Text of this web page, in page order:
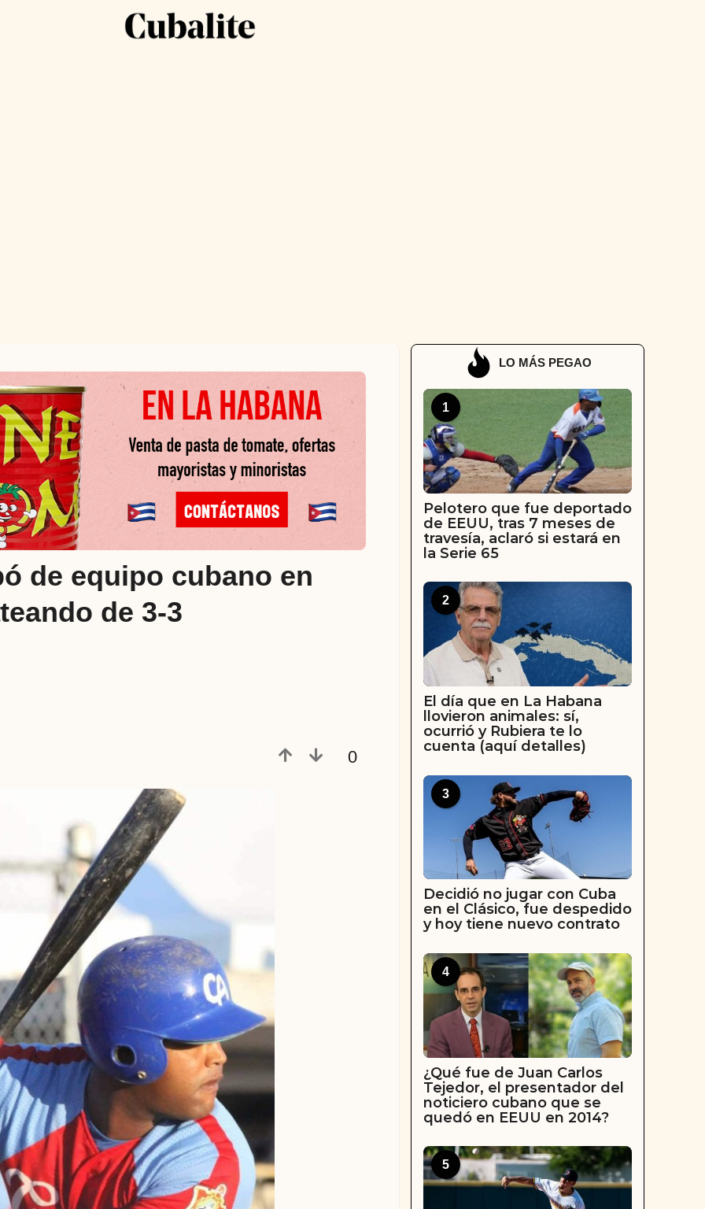
de equipo cubano en
de 3-3
0
LO MÁS PEGAO
1
Pelotero que fue deportado
de EEUU, tras 7 meses de
travesía, aclaró si estará en
la Serie 65
2
El día que en La Habana
llovieron animales: sí,
ocurrió y Rubiera te lo
cuenta (aquí detalles)
3
Decidió no jugar con Cuba
en el Clásico, fue despedido
y hoy tiene nuevo contrato
4
¿Qué fue de Juan Carlos
Tejedor, el presentador del
noticiero cubano que se
quedó en EEUU en 2014?
5